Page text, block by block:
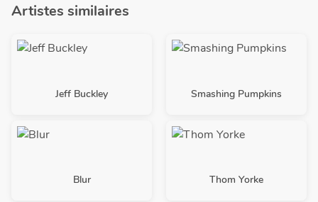
Artistes similaires
Jeff Buckley Smashing Pumpkins
Blur Thom Yorke